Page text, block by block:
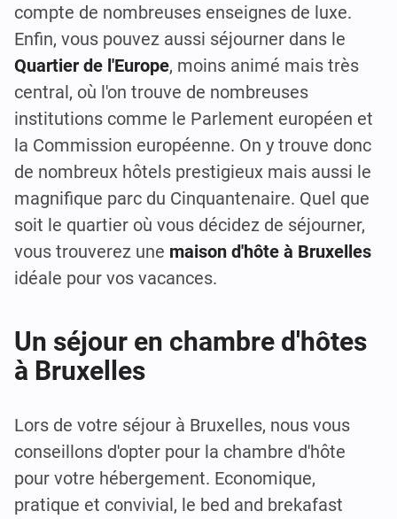
compte de nombreuses enseignes de luxe.
Enfin, vous pouvez aussi séjourner dans le
Quartier de l'Europe, moins animé mais très
central, où l'on trouve de nombreuses
institutions comme le Parlement européen et
la Commission européenne. On y trouve donc
de nombreux hôtels prestigieux mais aussi le
magnifique parc du Cinquantenaire. Quel que
soit le quartier où vous décidez de séjourner,
vous trouverez une maison d'hôte à Bruxelles
idéale pour vos vacances.
Un séjour en chambre d'hôtes
à Bruxelles
Lors de votre séjour à Bruxelles, nous vous
conseillons d'opter pour la chambre d'hôte
pour votre hébergement. Economique,
pratique et convivial, le bed and brekafast